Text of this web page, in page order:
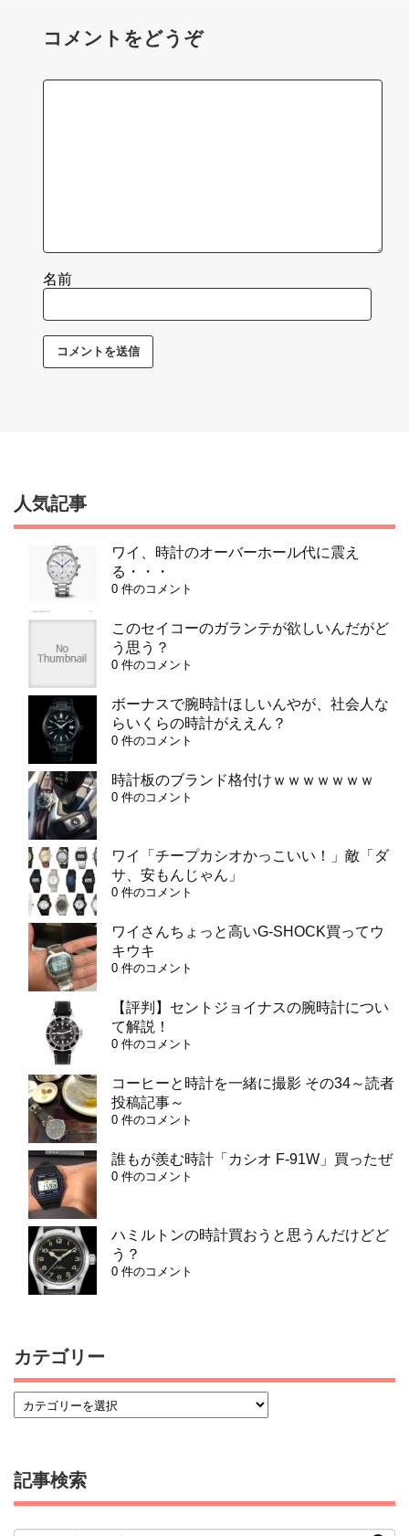
コメントをどうぞ
名前
人気記事
ワイ、時計のオーバーホール代に震え
る・・・
0 件のコメント
このセイコーのガランテが欲しいんだがど
う思う？
0 件のコメント
ボーナスで腕時計ほしいんやが、社会人な
らいくらの時計がええん？
0 件のコメント
時計板のブランド格付けｗｗｗｗｗｗｗ
0 件のコメント
ワイ「チープカシオかっこいい！」敵「ダ
サ、安もんじゃん」
0 件のコメント
ワイさんちょっと高いG-SHOCK買ってウ
キウキ
0 件のコメント
【評判】セントジョイナスの腕時計につい
て解説！
0 件のコメント
コーヒーと時計を一緒に撮影 その34～読者
投稿記事～
0 件のコメント
誰もが羨む時計「カシオ F-91W」買ったぜ
0 件のコメント
ハミルトンの時計買おうと思うんだけどど
う？
0 件のコメント
カテゴリー
記事検索